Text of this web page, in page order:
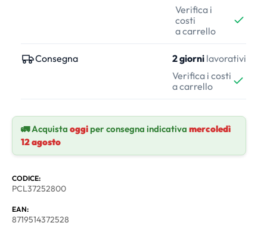
Verifica i
costi
a carrello
Consegna 2 giorni lavorativi
Verifica i costi
a carrello
🚛 Acquista oggiper consegna indicativa mercoledì
12 agosto
CODICE:
PCL37252800
EAN:
8719514372528